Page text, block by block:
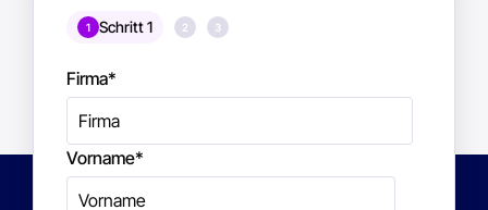
1 Schritt 1 2 3
Firma*
Vorname*